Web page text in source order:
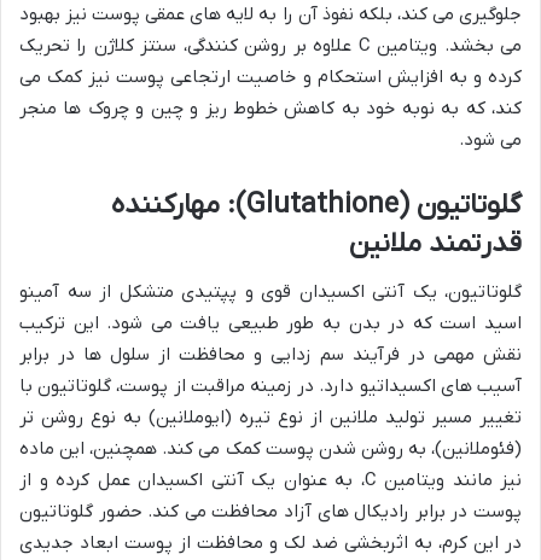
جلوگیری می کند، بلکه نفوذ آن را به لایه های عمقی پوست نیز بهبود
می بخشد. ویتامین C علاوه بر روشن کنندگی، سنتز کلاژن را تحریک
کرده و به افزایش استحکام و خاصیت ارتجاعی پوست نیز کمک می
کند، که به نوبه خود به کاهش خطوط ریز و چین و چروک ها منجر
می شود.
گلوتاتیون (Glutathione): مهارکننده
قدرتمند ملانین
گلوتاتیون، یک آنتی اکسیدان قوی و پپتیدی متشکل از سه آمینو
اسید است که در بدن به طور طبیعی یافت می شود. این ترکیب
نقش مهمی در فرآیند سم زدایی و محافظت از سلول ها در برابر
آسیب های اکسیداتیو دارد. در زمینه مراقبت از پوست، گلوتاتیون با
تغییر مسیر تولید ملانین از نوع تیره (ایوملانین) به نوع روشن تر
(فئوملانین)، به روشن شدن پوست کمک می کند. همچنین، این ماده
نیز مانند ویتامین C، به عنوان یک آنتی اکسیدان عمل کرده و از
پوست در برابر رادیکال های آزاد محافظت می کند. حضور گلوتاتیون
در این کرم، به اثربخشی ضد لک و محافظت از پوست ابعاد جدیدی